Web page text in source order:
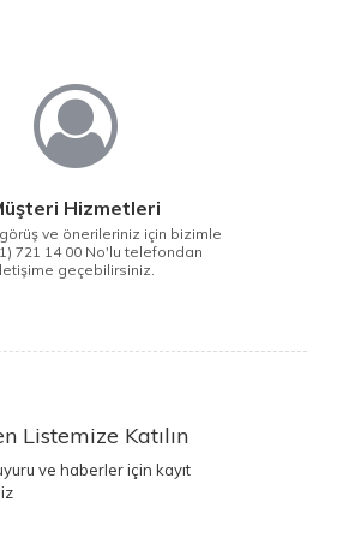
Hizmetleri
ve önerileriniz için bizimle
721 14 00 No'lu telefondan
geçebilirsiniz.
Listemize Katılın
ve haberler için kayıt